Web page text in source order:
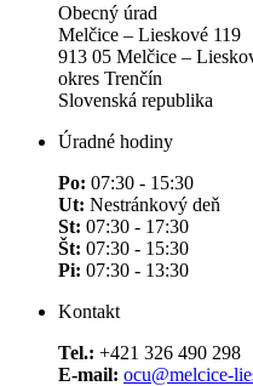
Obecný úrad
Melčice – Lieskové 119
913 05 Melčice –
okres Trenčín
Slovenská republika
Úradné hodiny
Po: 07:30 - 15:30
Ut: Nestránkový deň
St: 07:30 - 17:30
Št: 07:30 - 15:30
Pi: 07:30 - 13:30
Kontakt
Tel.: +421 326 490 298
E-mail: ocu@melcice-